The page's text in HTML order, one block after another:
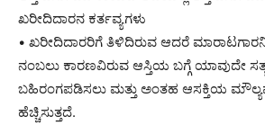
ಖರೀದಿದಾರನ ಕರ್ತವ್ಯಗಳು
• ಖರೀದಿದಾರರಿಗೆ ತಿಳಿದಿರುವ ಆದರೆ
ನಂಬಲು ಕಾರಣವಿರುವ ಆಸ್ತಿಯ ಬಗ್ಗೆ ಯಾವುದೇ
ಬಹಿರಂಗಪಡಿಸಲು ಮತ್ತು ಅಂತಹ ಆಸಕ್ತಿಯ
ಹೆಚ್ಚಿಸುತ್ತದೆ.